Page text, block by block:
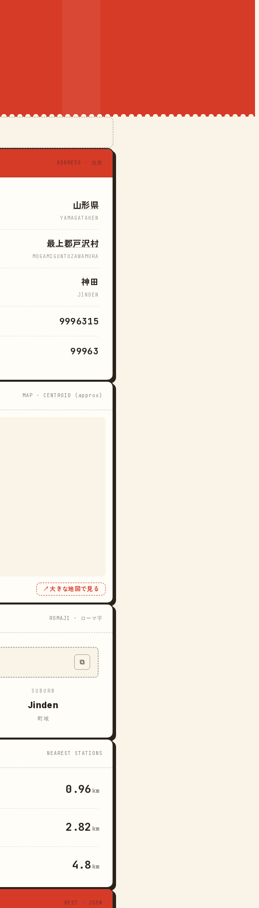
ADDRESS · 住所
山形県
YAMAGATAKEN
最上郡戸沢村
MOGAMIGUNTOZAWAMURA
神田
JINDEN
9996315
99963
MAP · CENTROID (approx)
↗ 大きな地図で見る
ROMAJI · ローマ字
⧉
SUBURB
Jinden
町域
NEAREST STATIONS
0.96 km
2.82 km
4.8 km
REST · JSON